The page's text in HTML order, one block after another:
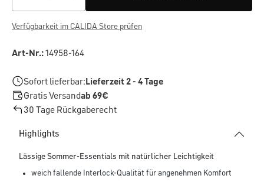
Verfügbarkeit im CALIDA Store prüfen
Art-Nr.:14958-164
Sofort lieferbar:Lieferzeit 2 - 4 Tage
Gratis Versandab 69€
30 Tage Rückgaberecht
Highlights
Lässige Sommer-Essentials mit natürlicher Leichtigkeit
weich fallende Interlock-Qualität für angenehmen Komfort